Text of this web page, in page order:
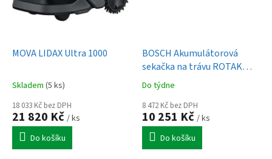
MOVA LIDAX Ultra 1000
Skladem (5 ks)
18 033 Kč bez DPH
21 820 Kč / ks
Do košíku
BOSCH Akumulátorová
sekačka na trávu ROTAK
18V2-38 vč. bat. a nab.
(0.600.8B9.M00)
Do týdne
8 472 Kč bez DPH
10 251 Kč / ks
Do košíku